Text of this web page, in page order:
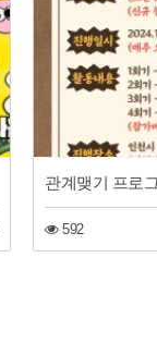
관계맺기 프로
592